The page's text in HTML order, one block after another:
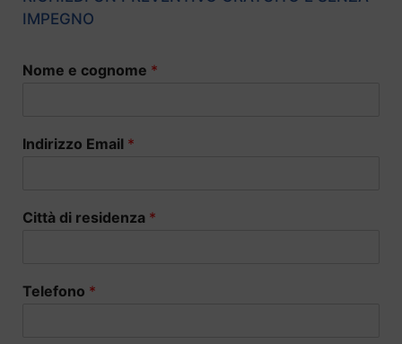
IMPEGNO
Nome e cognome *
Indirizzo Email *
Città di residenza *
Telefono *